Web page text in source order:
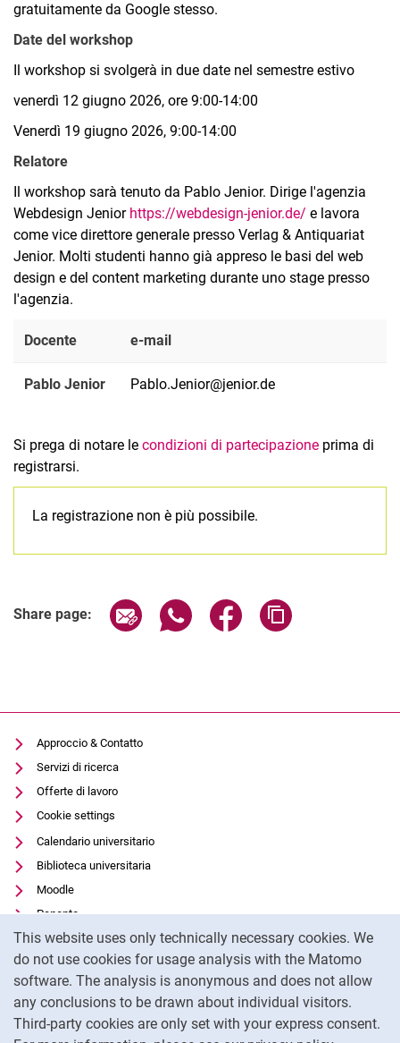
This website uses only technically necessary cookies. We
do not use cookies for usage analysis with the Matomo
software. The analysis is anonymous and does not allow
any conclusions to be drawn about individual visitors.
Third-party cookies are only set with your express consent.
gratuitamente da Google stesso.
Date del workshop
Il workshop si svolgerà in due date nel semestre estivo
venerdì 12 giugno 2026, ore 9:00-14:00
Venerdì 19 giugno 2026, 9:00-14:00
Relatore
Il workshop sarà tenuto da Pablo Jenior. Dirige l'agenzia
Webdesign Jenior https://webdesign-jenior.de/ e lavora
come vice direttore generale presso Verlag & Antiquariat
Jenior. Molti studenti hanno già appreso le basi del web
design e del content marketing durante uno stage presso
l'agenzia.
Docente e-mail
Pablo Jenior Pablo.Jenior@jenior.de
Si prega di notare le condizioni di partecipazione prima di
registrarsi.
La registrazione non è più possibile.
Share page: Share page via email
Share page via WhatsApp
Share page via
Approccio & Contatto
Servizi di ricerca
Offerte di lavoro
Cookie settings
Calendario universitario
Biblioteca universitaria
Moodle
Panopto
Protezione dei dati
Accessibilità
Utilizzo trasparente dell'intelligenza artificiale